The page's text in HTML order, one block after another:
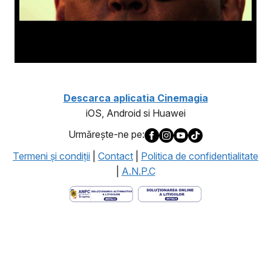
Descarca aplicatia Cinemagia
iOS, Android si Huawei
Urmăreşte-ne pe:
Termeni şi condiţii
Contact
Politica de confidentialitate
A.N.P.C